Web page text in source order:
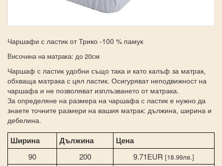
Чаршафи с ластик от Трико -100 % памук
Височина на матрака: до 20см
Чаршаф с ластик удобни също така и като калъф за матрак,
обхваща матрака с цял ластик. Осигуряват неподвижност на
чаршафа и не позволяват изплъзването от матрака.
За определяне на размера на чаршафа с ластик е нужно да
знаете точните размери на вашия матрак: дължина, ширина и
дебелина.
Ширина Дължина Цена
90 200 9.71EUR [18.99лв.]